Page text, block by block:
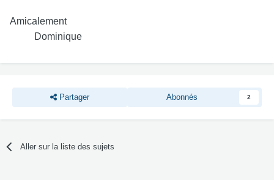
Amicalement
Dominique
Partager Abonnés 2
Aller sur la liste des sujets